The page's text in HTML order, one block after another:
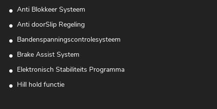
Anti Blokkeer Systeem
Anti doorSlip Regeling
Bandenspanningscontrolesysteem
Brake Assist System
Elektronisch Stabiliteits Programma
Hill hold functie